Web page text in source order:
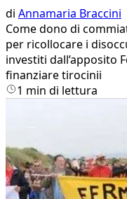
di Annamaria Braccini
Come dono di
per ricollocare i
investiti dall’apposito
finanziare tirocinii
1 min di lettura